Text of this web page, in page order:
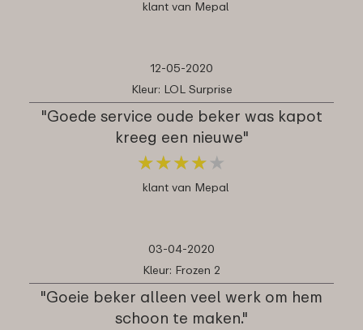
klant van Mepal
12-05-2020
Kleur: LOL Surprise
"Goede service oude beker was kapot
kreeg een nieuwe"
★★★★ ★
★★★★ ★
klant van Mepal
03-04-2020
Kleur: Frozen 2
"Goeie beker alleen veel werk om hem
schoon te maken."